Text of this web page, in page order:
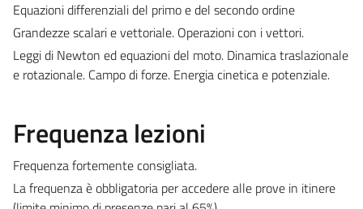
Equazioni differenziali del primo e del secondo ordine
Grandezze scalari e vettoriale. Operazioni con i vettori.
Leggi di Newton ed equazioni del moto. Dinamica traslazionale
e rotazionale. Campo di forze. Energia cinetica e potenziale.
Frequenza lezioni
Frequenza fortemente consigliata.
La frequenza è obbligatoria per accedere alle prove in itinere